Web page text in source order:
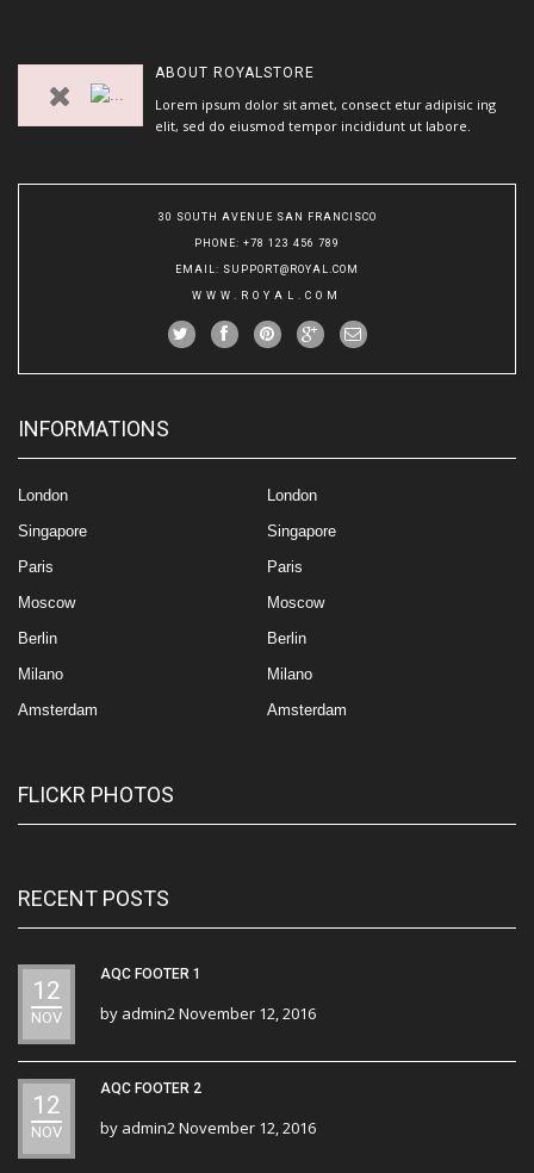
ABOUT ROYALSTORE
Lorem ipsum dolor sit amet, consect etur adipisic ing
elit, sed do eiusmod tempor incididunt ut labore.
30 SOUTH AVENUE SAN FRANCISCO
PHONE: +78 123 456 789
EMAIL: SUPPORT@ROYAL.COM
WWW.ROYAL.COM
INFORMATIONS
London
Singapore
Paris
Moscow
Berlin
Milano
Amsterdam
London
Singapore
Paris
Moscow
Berlin
Milano
Amsterdam
FLICKR PHOTOS
RECENT POSTS
12
NOV
AQC FOOTER 1
by admin2November 12, 2016
12
NOV
AQC FOOTER 2
by admin2November 12, 2016